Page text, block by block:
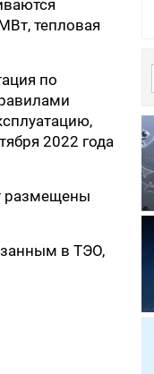
тепловая
по
2022 года
размещены
в ТЭО,